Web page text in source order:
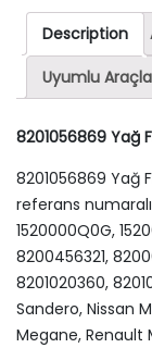
Description
Uyumlu
8201056869 Yağ
8201056869 Yağ
referans
1520000Q0G,
8200456321,
8201020360,
Sandero, Nissan
Megane,